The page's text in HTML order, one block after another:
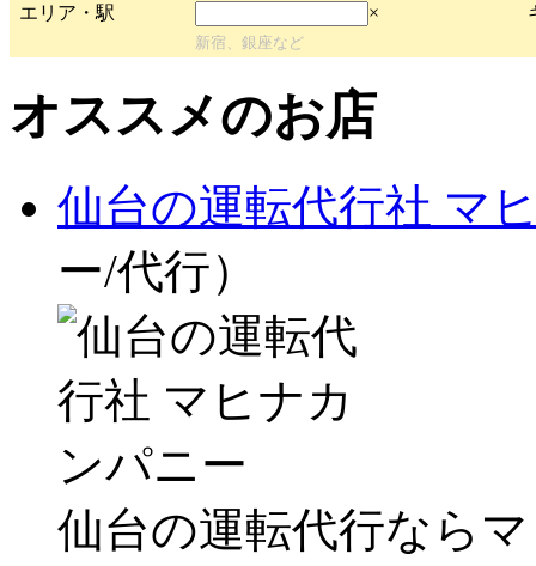
エリア・駅 ×
新宿、銀座など
オススメのお店
仙台の運転代行社 マ
ー/代行）
仙台の運転代行なら